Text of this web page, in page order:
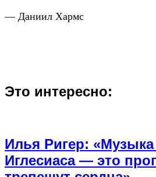
— Даниил Хармс
Это интересно:
Илья Ригер:
Иглесиаса — это